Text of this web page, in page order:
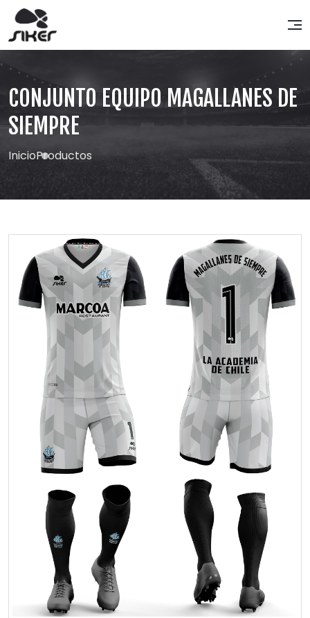
CONJUNTO EQUIPO MAGALLANES DE
SIEMPRE
InicioProductos